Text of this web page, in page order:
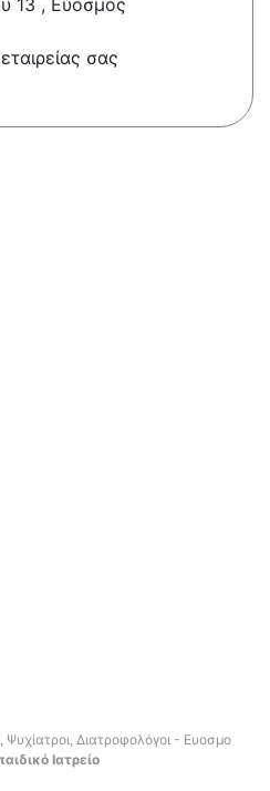
13 , Εύοσμος
σας
Ψυχίατροι, Διατροφολόγοι - Ευοσμο
Ιατρείο